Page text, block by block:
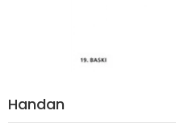
Handan